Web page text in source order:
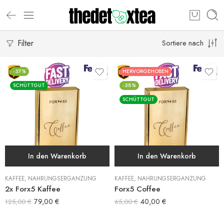
Filter Sortiere nach
-37%
SCHÜTTGUT
In den Warenkorb
KAFFEE, NAHRUNGSERGÄNZUNG
2x Forx5 Kaffee
125,00€ 79,00 €
HERVORGEHOBEN
-38%
SCHÜTTGUT
In den Warenkorb
KAFFEE, NAHRUNGSERGÄNZUNG
Forx5 Coffee
65,00€ 40,00 €